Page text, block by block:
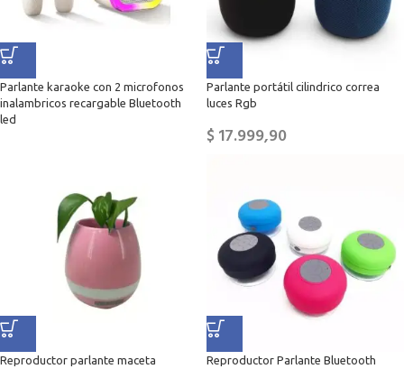
Parlante karaoke con 2 microfonos
inalambricos recargable Bluetooth
led
Parlante portátil cilindrico correa
luces Rgb
$17.999,90
Reproductor parlante maceta
Reproductor Parlante Bluetooth